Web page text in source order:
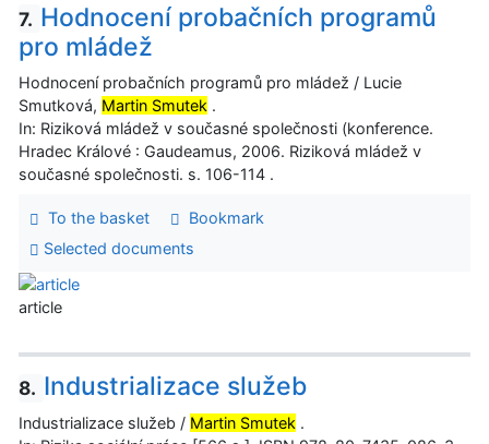
7. Hodnocení probačních programů
pro mládež
Hodnocení probačních programů pro mládež / Lucie
Smutková, Martin Smutek .
In: Riziková mládež v současné společnosti (konference.
Hradec Králové : Gaudeamus, 2006. Riziková mládež v
současné společnosti. s. 106-114 .
To the basket
Bookmark
Selected documents
article
8. Industrializace služeb
Industrializace služeb / Martin Smutek .